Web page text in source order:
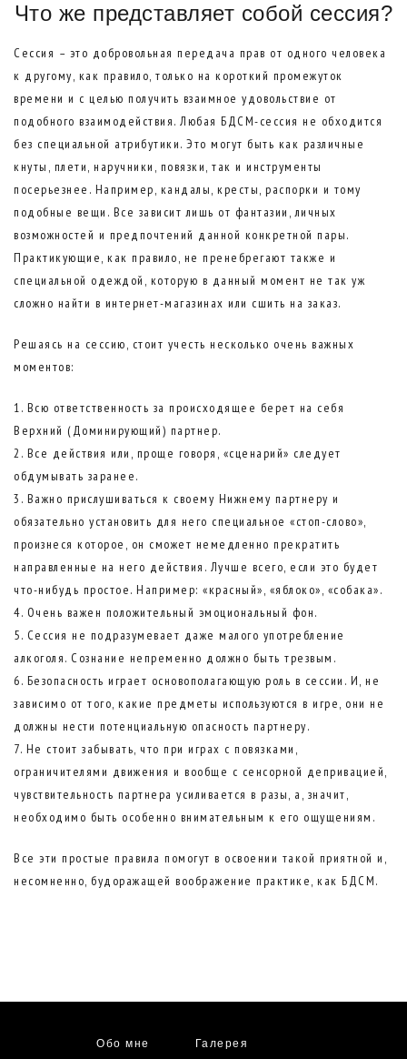
Что же представляет собой сессия?
Сессия – это добровольная передача прав от одного человека
к другому, как правило, только на короткий промежуток
времени и с целью получить взаимное удовольствие от
подобного взаимодействия. Любая БДСМ-сессия не обходится
без специальной атрибутики. Это могут быть как различные
кнуты, плети, наручники, повязки, так и инструменты
посерьезнее. Например, кандалы, кресты, распорки и тому
подобные вещи. Все зависит лишь от фантазии, личных
возможностей и предпочтений данной конкретной пары.
Практикующие, как правило, не пренебрегают также и
специальной одеждой, которую в данный момент не так уж
сложно найти в интернет-магазинах или сшить на заказ.
Решаясь на сессию, стоит учесть несколько очень важных
моментов:
Всю ответственность за происходящее берет на себя
Верхний (Доминирующий) партнер.
Все действия или, проще говоря, «сценарий» следует
обдумывать заранее.
Важно прислушиваться к своему Нижнему партнеру и
обязательно установить для него специальное «стоп-слово»,
произнеся которое, он сможет немедленно прекратить
направленные на него действия. Лучше всего, если это будет
что-нибудь простое. Например: «красный», «яблоко», «собака».
Очень важен положительный эмоциональный фон.
Сессия не подразумевает даже малого употребление
алкоголя. Сознание непременно должно быть трезвым.
Безопасность играет основополагающую роль в сессии. И, не
зависимо от того, какие предметы используются в игре, они не
должны нести потенциальную опасность партнеру.
Не стоит забывать, что при играх с повязками,
ограничителями движения и вообще с сенсорной депривацией,
чувствительность партнера усиливается в разы, а, значит,
необходимо быть особенно внимательным к его ощущениям.
Все эти простые правила помогут в освоении такой приятной и,
несомненно, будоражащей воображение практике, как БДСМ.
Обо мне Галерея